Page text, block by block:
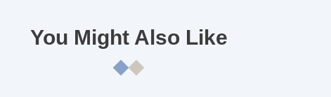
You Might Also Like